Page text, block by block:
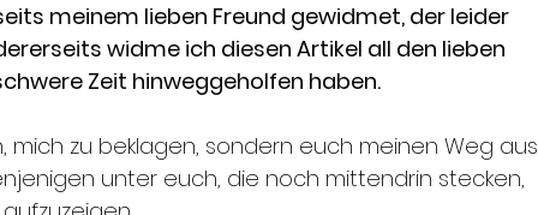
meinem lieben Freund gewidmet, der leider
widme ich diesen Artikel all den lieben
Zeit hinweggeholfen haben.
mich zu beklagen, sondern euch meinen Weg aus
unter euch, die noch mittendrin stecken,